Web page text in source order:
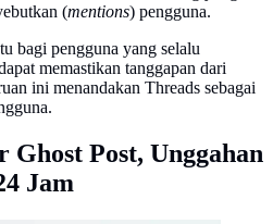
(mentions) pengguna.
bagi pengguna yang selalu
memastikan tanggapan dari
ini menandakan Threads sebagai
Post, Unggahan
Jam